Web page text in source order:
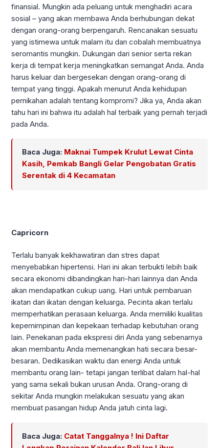
finansial. Mungkin ada peluang untuk menghadiri acara
sosial – yang akan membawa Anda berhubungan dekat
dengan orang-orang berpengaruh. Rencanakan sesuatu
yang istimewa untuk malam itu dan cobalah membuatnya
seromantis mungkin. Dukungan dari senior serta rekan
kerja di tempat kerja meningkatkan semangat Anda. Anda
harus keluar dan bergesekan dengan orang-orang di
tempat yang tinggi. Apakah menurut Anda kehidupan
pernikahan adalah tentang kompromi? Jika ya, Anda akan
tahu hari ini bahwa itu adalah hal terbaik yang pernah terjadi
pada Anda.
Baca Juga: Maknai Tumpek Krulut Lewat Cinta
Kasih, Pemkab Bangli Gelar Pengobatan Gratis
Serentak di 4 Kecamatan
Capricorn
Terlalu banyak kekhawatiran dan stres dapat
menyebabkan hipertensi. Hari ini akan terbukti lebih baik
secara ekonomi dibandingkan hari-hari lainnya dan Anda
akan mendapatkan cukup uang. Hari untuk pembaruan
ikatan dan ikatan dengan keluarga. Pecinta akan terlalu
memperhatikan perasaan keluarga. Anda memiliki kualitas
kepemimpinan dan kepekaan terhadap kebutuhan orang
lain. Penekanan pada ekspresi diri Anda yang sebenarnya
akan membantu Anda memenangkan hati secara besar-
besaran. Dedikasikan waktu dan energi Anda untuk
membantu orang lain- tetapi jangan terlibat dalam hal-hal
yang sama sekali bukan urusan Anda. Orang-orang di
sekitar Anda mungkin melakukan sesuatu yang akan
membuat pasangan hidup Anda jatuh cinta lagi.
Baca Juga: Catat Tanggalnya ! Ini Daftar